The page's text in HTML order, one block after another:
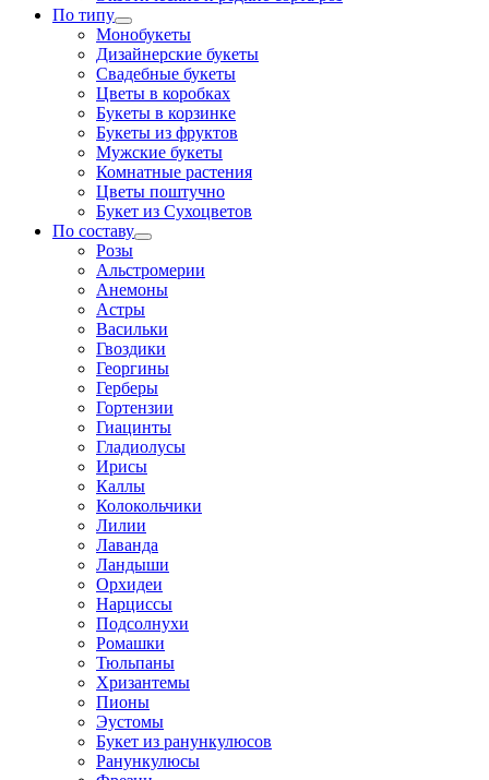
По типу
Монобукеты
Дизайнерские букеты
Свадебные букеты
Цветы в коробках
Букеты в корзинке
Букеты из фруктов
Мужские букеты
Комнатные растения
Цветы поштучно
Букет из Сухоцветов
По составу
Розы
Альстромерии
Анемоны
Астры
Васильки
Гвоздики
Георгины
Герберы
Гортензии
Гиацинты
Гладиолусы
Ирисы
Каллы
Колокольчики
Лилии
Лаванда
Ландыши
Орхидеи
Нарциссы
Подсолнухи
Ромашки
Тюльпаны
Хризантемы
Пионы
Эустомы
Букет из ранункулюсов
Ранункулюсы